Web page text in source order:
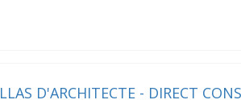
D'ARCHITECTE - DIRECT